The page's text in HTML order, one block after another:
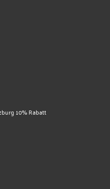
10% Rabatt